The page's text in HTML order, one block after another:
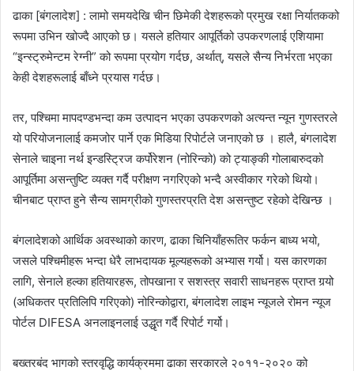
d
a
n
e
a
ढाका [बंगलादेश] : लामो समयदेखि चीन छिमेकी देशहरूको प्रमुख रक्षा निर्यातकको
रूपमा उभिन खोज्दै आएको छ। यसले हतियार आपूर्तिको उपकरणलाई एशियामा
“इन्स्ट्रुमेन्टम रेग्नी” को रूपमा प्रयोग गर्दछ, अर्थात्, यसले सैन्य निर्भरता भएका
केही देशहरूलाई बाँध्ने प्रयास गर्दछ।
तर, पश्चिमा मापदण्डभन्दा कम उत्पादन भएका उपकरणको अत्यन्त न्यून गुणस्तरले
यो परियोजनालाई कमजोर पार्ने एक मिडिया रिपोर्टले जनाएको छ । हालै, बंगलादेश
सेनाले चाइना नर्थ इन्डस्ट्रिज कर्पोरेशन (नोरिन्को) को ट्याङ्की गोलाबारुदको
आपूर्तिमा असन्तुष्टि व्यक्त गर्दै परीक्षण नगरिएको भन्दै अस्वीकार गरेको थियो।
चीनबाट प्राप्त हुने सैन्य सामग्रीको गुणस्तरप्रति देश असन्तुष्ट रहेको देखिन्छ ।
बंगलादेशको आर्थिक अवस्थाको कारण, ढाका चिनियाँहरूतिर फर्कन बाध्य भयो,
जसले पश्चिमीहरू भन्दा धेरै लाभदायक मूल्यहरूको अभ्यास गर्यो। यस कारणका
लागि, सेनाले हल्का हतियारहरू, तोपखाना र सशस्त्र सवारी साधनहरू प्राप्त गर्‍यो
(अधिकतर प्रतिलिपि गरिएको) नोरिन्कोद्वारा, बंगलादेश लाइभ न्यूजले रोमन न्यूज
पोर्टल DIFESA अनलाइनलाई उद्धृत गर्दै रिपोर्ट गर्यो।
बख्तरबंद भागको स्तरवृद्धि कार्यक्रममा ढाका सरकारले २०११-२०२० को